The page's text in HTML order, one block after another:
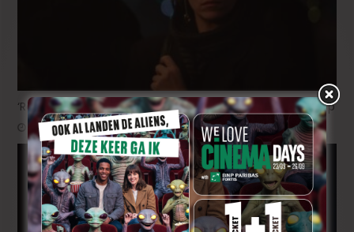
‘Real Faces’ van Leni Huyghe vanaf 22 april in de bioscoop
april 15, 2026